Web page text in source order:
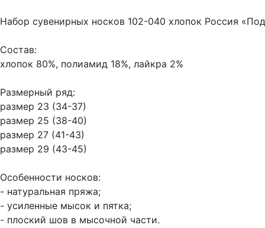
Набор сувенирных носков 102-040 хлопок Россия
Состав:
хлопок 80%, полиамид 18%, лайкра 2%
Размерный ряд:
размер 23 (34-37)
размер 25 (38-40)
размер 27 (41-43)
размер 29 (43-45)
Особенности носков:
- натуральная пряжа;
- усиленные мысок и пятка;
- плоский шов в мысочной части.